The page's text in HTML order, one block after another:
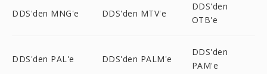
DDS'den MNG'e DDS'den MTV'e
DDS'den
OTB'e
DDS'den PAL'e DDS'den PALM'e
DDS'den
PAM'e